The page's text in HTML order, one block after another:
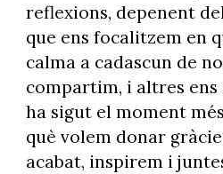
reflexions, depenent
que ens focalitzem en
calma a cadascun de
compartim, i altres ens
ha sigut el moment
què volem donar
acabat, inspirem i